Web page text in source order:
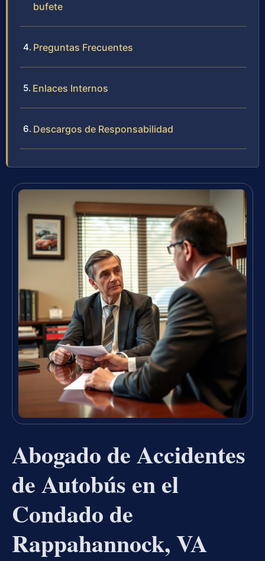
bufete
Preguntas Frecuentes
Enlaces Internos
Descargos de Responsabilidad
Abogado de Accidentes
de Autobús en el
Condado de
Rappahannock, VA